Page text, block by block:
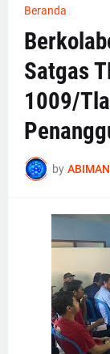
Beranda
Satgas
1009/
by